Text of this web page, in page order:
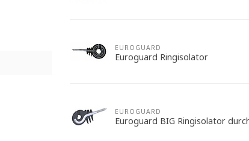
EUROGUARD
Euroguard Ringisolator
EUROGUARD
Euroguard BIG Ringisolator